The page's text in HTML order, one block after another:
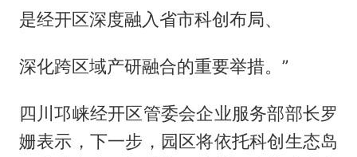
是经开区深度融入省市科创布局、
深化跨区域产研融合的重要举措。”
四川邛崃经开区管委会企业服务部部长罗
姗表示，下一步，园区将依托科创生态岛